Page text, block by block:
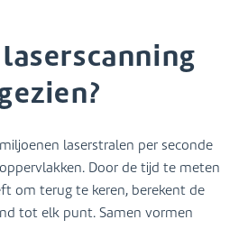
laserstralen per seconde
Door de tijd te meten
om terug te keren, berekent de
tot elk punt. Samen vormen